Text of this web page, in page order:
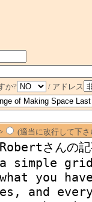
か?
/ アドレス
(適当に改行して下